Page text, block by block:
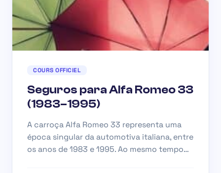
COURS OFFICIEL
Seguros para Alfa Romeo 33
(1983–1995)
A carroça Alfa Romeo 33 representa uma
época singular da automotiva italiana, entre
os anos de 1983 e 1995. Ao mesmo tempo…